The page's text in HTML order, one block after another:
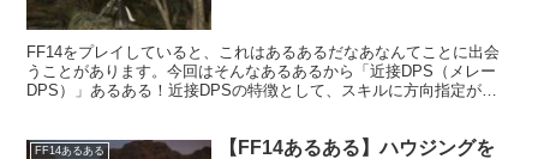
FF14をプレイしていると、これはあるあるだなあなんてことに出会
うことがあります。今回はそんなあるあるから「近接DPS（メレー
DPS）」あるある！近接DPSの特徴として、スキルに方向指定が組
FF14あるある
【FF14あるある】ハウジングを